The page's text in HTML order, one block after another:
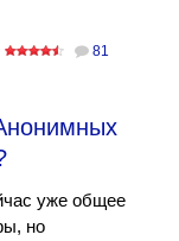
81
уже общее
но